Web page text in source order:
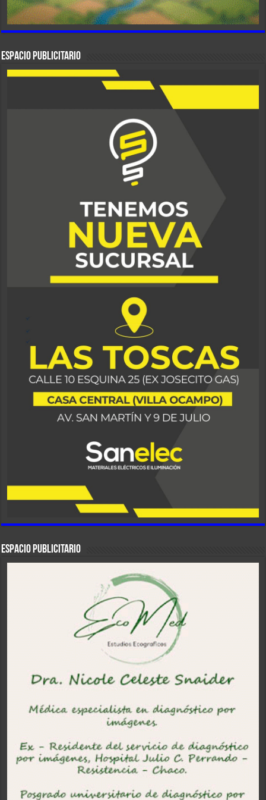
ESPACIO PUBLICITARIO
ESPACIO PUBLICITARIO